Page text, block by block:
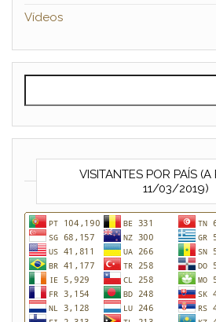
Vídeos
VISITANTES POR PAÍS (A
11/03/2019)